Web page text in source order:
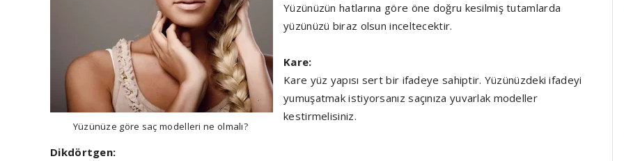
Yüzünüze göre saç modelleri ne olmalı?
Yüzünüzün hatlarına göre öne doğru kesilmiş tutamlarda
yüzünüzü biraz olsun inceltecektir.
Kare:
Kare yüz yapısı sert bir ifadeye sahiptir. Yüzünüzdeki ifadeyi
yumuşatmak istiyorsanız saçınıza yuvarlak modeller
kestirmelisiniz.
Dikdörtgen: